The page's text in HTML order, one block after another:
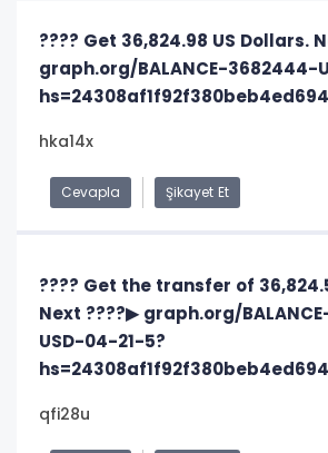
???? Get 36,824.98 US Dollars.
graph.org/BALANCE-3682444-
hka14x
Cevapla Şikayet Et
???? Get the transfer of
Next ????▶ graph.org/
USD-04-21-5?
qfi28u